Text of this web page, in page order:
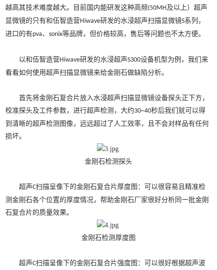
越高其技术难度越大。目前国内能研发这种高频(50MH及以上）超声
显微镜的只有和伍智造营Hiwave研发的水浸超声扫描显微镜S系列，
进口的有pva、sonix等品牌，但价格较高，售后等问题也不太方便。
以和伍智造营Hiwave研发的水浸超声S300设备机型为例，我们来
看看如何使用超声扫描显微镜来给金刚石做缺陷分析。
首先将金刚石复合片放入水浸超声扫描显微镜设备探头正下方，
校准探头及工件参数，进行超声检测，大约30~40秒后我们就可以得
到清晰的超声检测图像，远远超过了人工效率，且不会对样品有任何
损坏。
金刚石检测探头
超声C扫描呈像下的金刚石复合片厚度图：可以很容易且精准检
测金刚石各个位置的厚度情况，帮助金刚石厂家很好分析同一批金刚
石复合片的质量效果。
金刚石检测厚度图
超声C扫描呈像下的金刚石复合片强度图：可以很好根据超声波